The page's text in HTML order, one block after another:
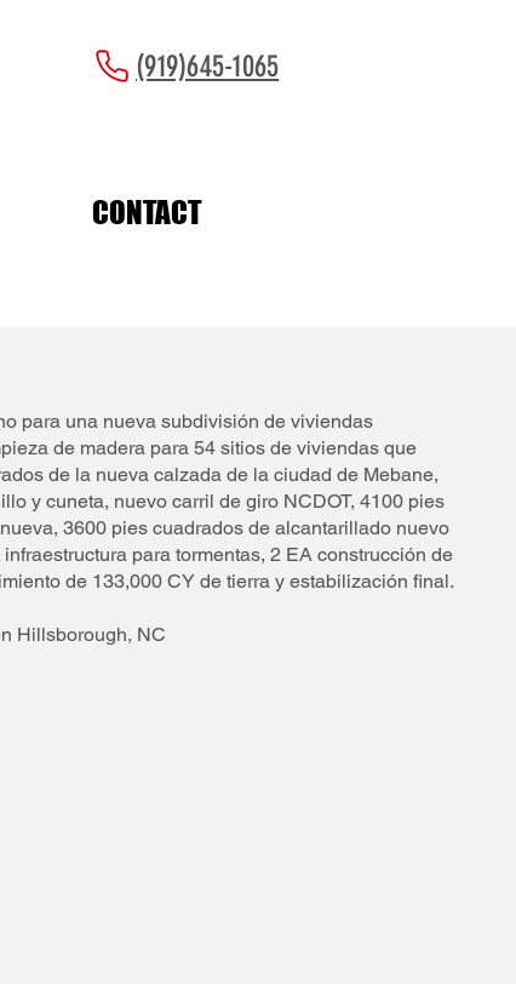
CONTACT
(919)645-1065
para una nueva subdivisión de viviendas
de madera para 54 sitios de viviendas que
de la nueva calzada de la ciudad de Mebane,
y cuneta, nuevo carril de giro NCDOT, 4100 pies
3600 pies cuadrados de alcantarillado nuevo
para tormentas, 2 EA construcción de
de 133,000 CY de tierra y estabilización final.
Hillsborough, NC